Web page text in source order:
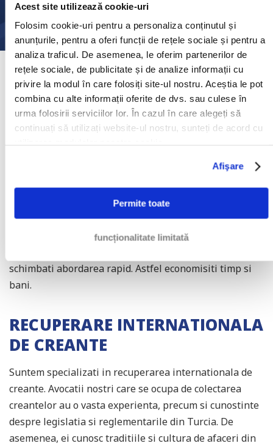
Acest site utilizează cookie-uri
Folosim cookie-uri pentru a personaliza conținutul și
anunțurile, pentru a oferi funcții de rețele sociale și pentru a
analiza traficul. De asemenea, le oferim partenerilor de
rețele sociale, de publicitate și de analize informații cu
privire la modul în care folosiți site-ul nostru. Aceștia le pot
combina cu alte informații oferite de dvs. sau culese în
urma folosirii serviciilor lor. În cazul în care alegeți să
continuați să utilizați website-ul nostru, sunteți de acord cu
Afişare
Permite toate
funcționalitate limitată
Transferati dosarul dvs.
AVETI O POZITIE AVANTAJOASA
CU AJUTORUL UNUI AVOCAT
SPECIALIZAT IN RECUPERAREA
Avocatii specializati in recuperarea internationala de
creante pot sa puna mai multa presiune pe debitorul
dumneavoastra decat o agentie de recuperare de
creante sau un executor judecatoresc. In plus, va putem
oferi asistenta atat in faza extrajudiciara, cat si in faza
schimbati abordarea rapid. Astfel economisiti timp si
bani.
RECUPERARE INTERNATIONALA
DE CREANTE
Suntem specializati in recuperarea internationala de
creante. Avocatii nostri care se ocupa de colectarea
creantelor au o vasta experienta, precum si cunostinte
despre legislatia si reglementarile din Turcia. De
asemenea, ei cunosc traditiile si cultura de afaceri din